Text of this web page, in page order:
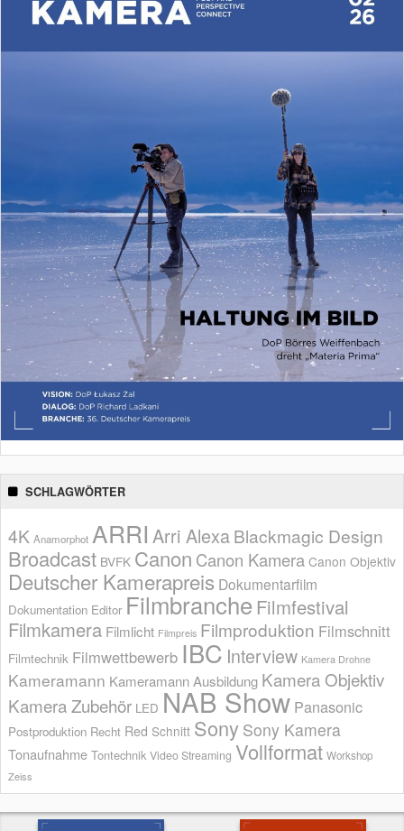
SCHLAGWÖRTER
4K Anamorphot ARRI Arri AlexaBlackmagic Design
Broadcast BVFK Canon Canon Kamera Canon Objektiv
Deutscher Kamerapreis Dokumentarfilm
Dokumentation Editor Filmbranche Filmfestival
Filmkamera Filmlicht Filmpreis Filmproduktion Filmschnitt
Filmtechnik Filmwettbewerb IBC Interview Kamera Drohne
Kameramann Kameramann Ausbildung Kamera Objektiv
Kamera Zubehör LED NAB Show Panasonic
Postproduktion Recht Red Schnitt Sony Sony Kamera
Tonaufnahme Tontechnik Video Streaming Vollformat Workshop
Zeiss